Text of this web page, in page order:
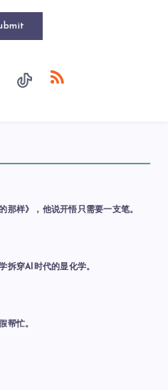
那样》，他说开悟只需要一支笔。
拆穿AI时代的显化学。
帮忙。